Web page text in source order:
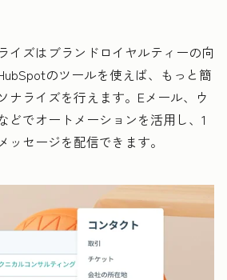
イズはブランドロイヤルティーの向
のツールを使えば、もっと簡
ナライズを行えます。Eメール、ウ
どでオートメーションを活用し、1
ッセージを配信できます。